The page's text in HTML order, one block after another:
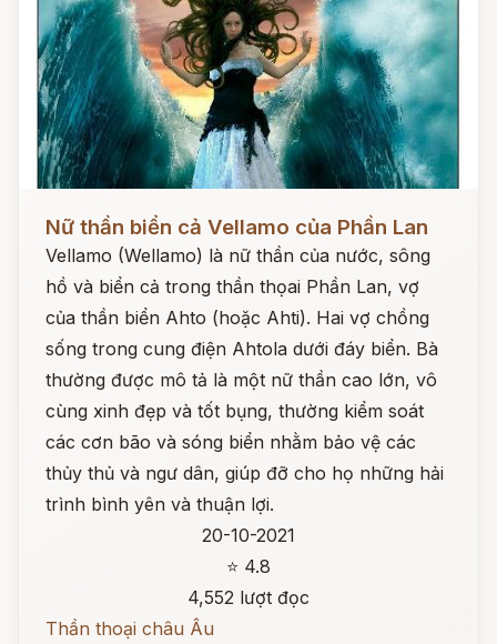
Nữ thần biển cả Vellamo của Phần Lan
Vellamo (Wellamo) là nữ thần của nước, sông
hồ và biển cả trong thần thọai Phần Lan, vợ
của thần biển Ahto (hoặc Ahti). Hai vợ chồng
sống trong cung điện Ahtola dưới đáy biển. Bà
thường được mô tả là một nữ thần cao lớn, vô
cùng xinh đẹp và tốt bụng, thường kiểm soát
các cơn bão và sóng biển nhằm bảo vệ các
thủy thủ và ngư dân, giúp đỡ cho họ những hải
trình bình yên và thuận lợi.
20-10-2021
⭐ 4.8
4,552 lượt đọc
Thần thoại châu Âu